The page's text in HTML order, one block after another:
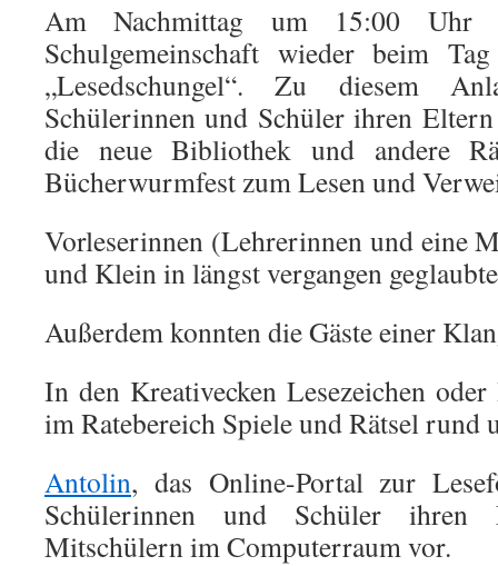
Am Nachmittag um 15:00
Schulgemeinschaft wieder beim
„Lesedschungel“. Zu diesem
Schülerinnen und Schüler ihren
die neue Bibliothek und andere
Bücherwurmfest zum Lesen und
Vorleserinnen (Lehrerinnen und eine
und Klein in längst vergangen
Außerdem konnten die Gäste einer
In den Kreativecken Lesezeichen
im Ratebereich Spiele und Rätsel rund
Antolin, das Online-Portal zur
Schülerinnen und Schüler ihren
Mitschülern im Computerraum vor.